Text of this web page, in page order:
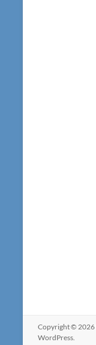
Copyright © 2026
WordPress.